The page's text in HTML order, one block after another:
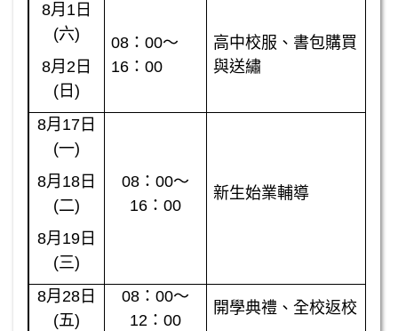
8月1日
(六)
8月2日
(日)
08：00～
16：00
高中校服、書包購買
與送繡
8月17日
(一)
8月18日
(二)
8月19日
(三)
08：00～
16：00
新生始業輔導
8月28日
(五)
08：00～
12：00
開學典禮、全校返校